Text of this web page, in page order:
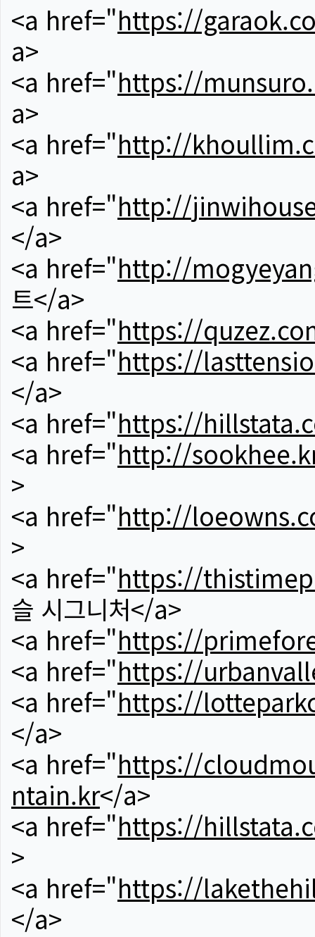
<a href="https://
a>
<a href="https://
a>
<a href="http://
a>
<a href="http://
</a>
<a href="http://
트</a>
<a href="https://
<a href="https://
</a>
<a href="https://
<a href="http://
>
<a href="http://
>
<a href="https://
슬 시그니처</a>
<a href="https://
<a href="https://
<a href="https://
</a>
<a href="https://
ntain.kr</a>
<a href="https://
>
<a href="https://
</a>